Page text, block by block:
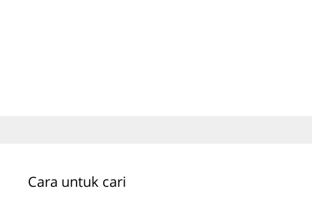
Cara untuk cari